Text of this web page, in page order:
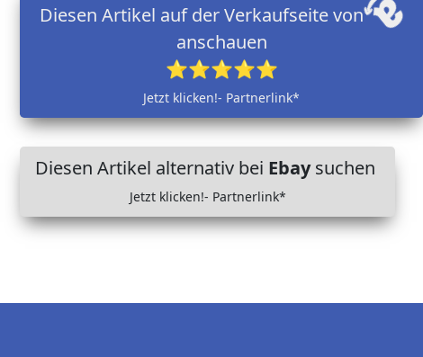
Diesen Artikel auf der Verkaufseite von
anschauen
⭐⭐⭐⭐⭐
Jetzt klicken!- Partnerlink*
Diesen Artikel alternativ bei Ebaysuchen
Jetzt klicken!- Partnerlink*